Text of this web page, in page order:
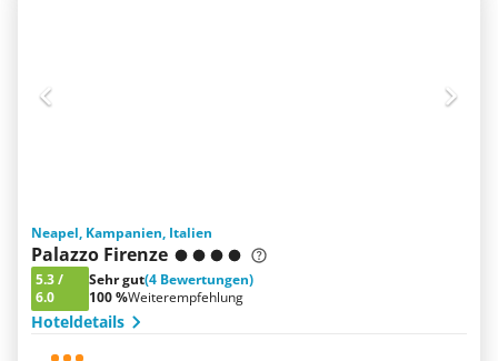
Neapel, Kampanien, Italien
Palazzo Firenze
5.3/
6.0
Sehr gut(4 Bewertungen)
100 %Weiterempfehlung
Hoteldetails